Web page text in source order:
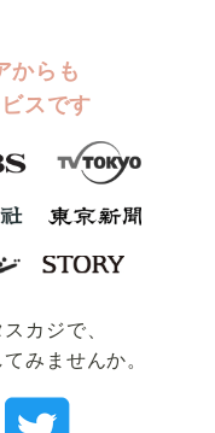
からも
スです
カジで、
みませんか。